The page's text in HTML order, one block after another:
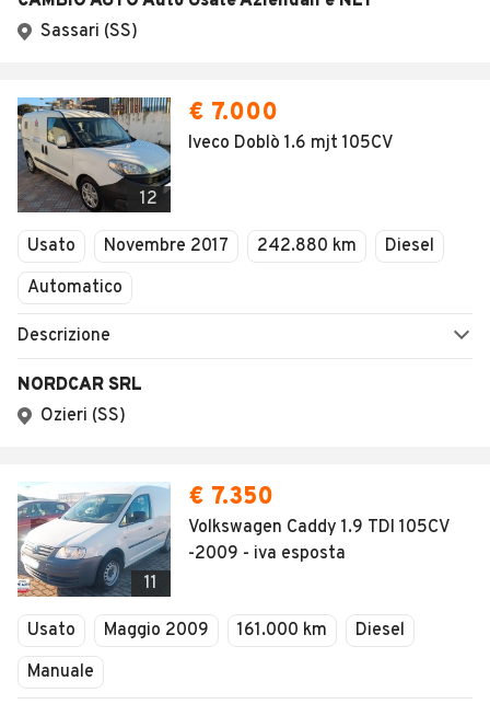
Sassari (SS)
12
€ 7.000
Iveco Doblò 1.6 mjt 105CV
Usato Novembre 2017 242.880 km
Diesel
Automatico
Descrizione
NORDCAR SRL
Ozieri (SS)
11
€ 7.350
Volkswagen Caddy 1.9 TDI 105CV
-2009 - iva esposta
Usato Maggio 2009 161.000 km
Diesel
Manuale